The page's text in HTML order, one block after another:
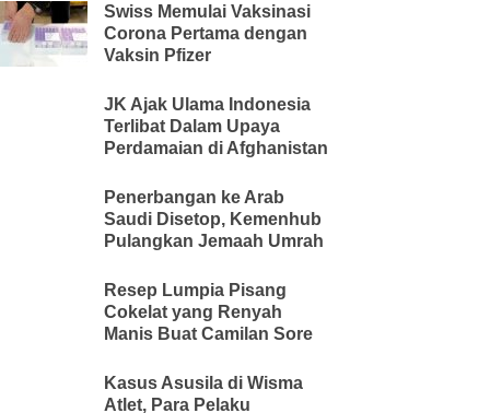
Swiss Memulai Vaksinasi
Corona Pertama dengan
Vaksin Pfizer
JK Ajak Ulama Indonesia
Terlibat Dalam Upaya
Perdamaian di Afghanistan
Penerbangan ke Arab
Saudi Disetop, Kemenhub
Pulangkan Jemaah Umrah
Resep Lumpia Pisang
Cokelat yang Renyah
Manis Buat Camilan Sore
Kasus Asusila di Wisma
Atlet, Para Pelaku